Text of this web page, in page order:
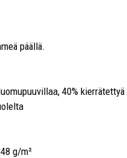
päällä.
40%
g/m²